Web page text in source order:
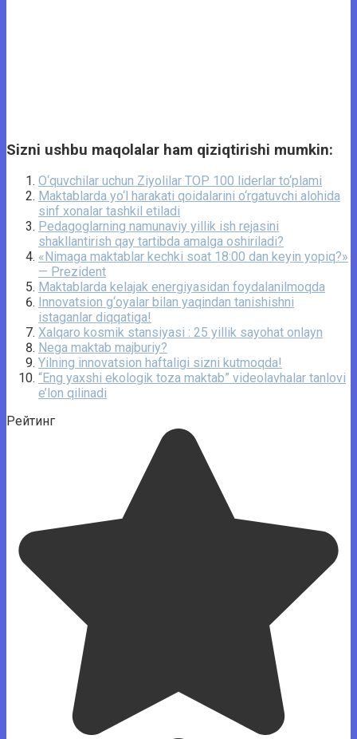
Sizni ushbu maqolalar ham qiziqtirishi mumkin:
O‘quvchilar uchun Ziyolilar TOP 100 liderlar to‘plami
Maktablarda yo‘l harakati qoidalarini o‘rgatuvchi alohida
sinf xonalar tashkil etiladi
Pedagoglarning namunaviy yillik ish rejasini
shakllantirish qay tartibda amalga oshiriladi?
​​«Nimaga maktablar kechki soat 18:00 dan keyin yopiq?»
— Prezident
Maktablarda kelajak energiyasidan foydalanilmoqda
Innovatsion g‘oyalar bilan yaqindan tanishishni
istaganlar diqqatiga!
Xalqaro kosmik stansiyasi : 25 yillik sayohat onlayn
Nega maktab majburiy?
Yilning innovatsion haftaligi sizni kutmoqda!
“Eng yaxshi ekologik toza maktab” videolavhalar tanlovi
e’lon qilinadi
Рейтинг